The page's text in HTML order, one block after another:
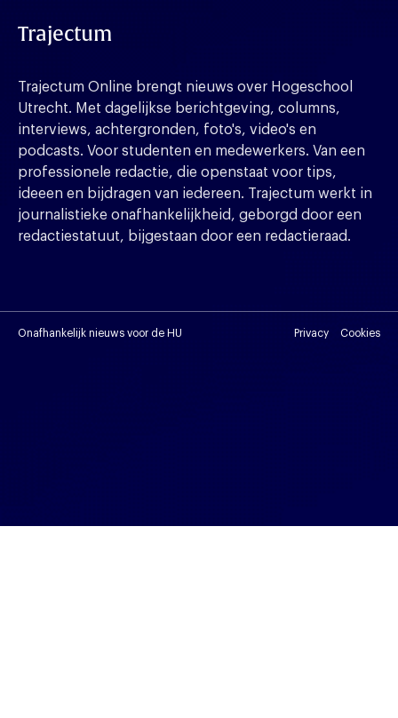
Trajectum
Trajectum Online brengt nieuws over Hogeschool
Utrecht. Met dagelijkse berichtgeving, columns,
interviews, achtergronden, foto's, video's en
podcasts. Voor studenten en medewerkers. Van een
professionele redactie, die openstaat voor tips,
ideeen en bijdragen van iedereen. Trajectum werkt in
journalistieke onafhankelijkheid, geborgd door een
redactiestatuut, bijgestaan door een redactieraad.
Onafhankelijk nieuws voor de HU Privacy Cookies